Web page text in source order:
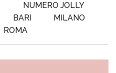
NUMERO JOLLY
BARI
MILANO
ROMA